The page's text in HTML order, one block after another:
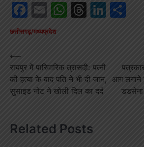
Facebook
EmailWhatsApp
Threads
छत्तीसगढ़/मध्यप्रदेश
Post
navigation
⟵
रायपुर में पारिवारिक त्रासदी: पत्नी
की हत्या के बाद पति ने भी दी जान,
सुसाइड नोट ने खोली दिल का दर्द
आग लगाने
डडसेना
Related Posts